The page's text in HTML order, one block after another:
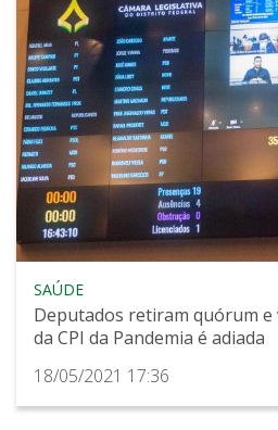
SAÚDE
Deputados retiram quórum e
da CPI da Pandemia é adiada
18/05/2021 17:36